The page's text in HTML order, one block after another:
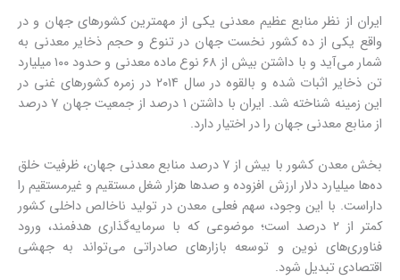
ایراناز نظر منابع عظیم معدنی یکی از مهمترین کشورهای جهان و در
واقع یکی از ده کشور نخست جهان در تنوع و حجم ذخایر معدنی به
شمار می‌آید و با داشتن بیش از ۶۸ نوع ماده معدنی و حدود ۱۰۰ میلیارد
تن ذخایر اثبات شده و بالقوه در سال ۲۰۱۴ در زمره کشورهای غنی در
این زمینه شناخته شد. ایران با داشتن ۱ درصد از جمعیت جهان ۷ درصد
از منابع معدنی جهان را در اختیار دارد.
بخش معدن کشور با بیش از ۷ درصد منابع معدنی جهان، ظرفیت خلق
ده‌ها میلیارد دلار ارزش افزوده و صدها هزار شغل مستقیم و غیرمستقیم را
داراست. با این وجود، سهم فعلی معدن در تولید ناخالص داخلی کشور
کمتر از ۲ درصد است؛ موضوعی که با سرمایه‌گذاری هدفمند، ورود
فناوری‌های نوین و توسعه بازارهای صادراتی می‌تواند به جهشی
اقتصادی تبدیل شود.